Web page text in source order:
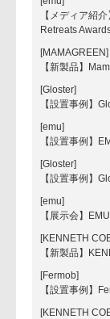
【メディア紹
Retreats
[MAMAGREEN]
【新製品】
[Gloster]
【設置事例】
[emu]
【設置事例】
[Gloster]
【設置事例】
[emu]
【展示会】
[KENNETH
【新製品】
[Fermob]
【設置事例】
[KENNETH